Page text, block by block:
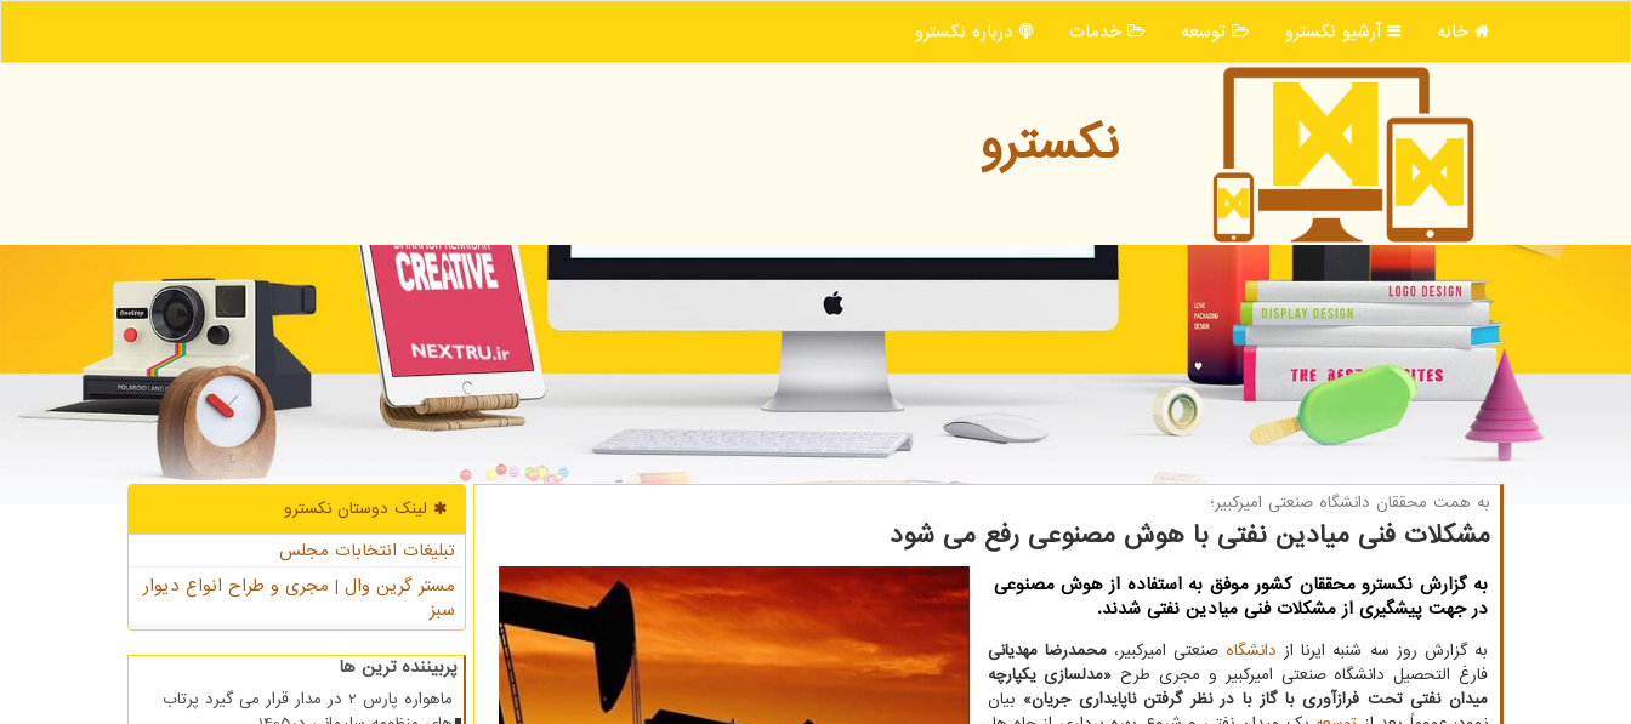
خانه آرشیو نكسترو توسعه خدمات درباره نكسترو
نكسترو
به همت محققان دانشگاه صنعتی امیركبیر؛
مشكلات فنی میادین نفتی با هوش مصنوعی رفع می شود
به گزارش نکسترو محققان کشور موفق به استفاده از هوش مصنوعی
در جهت پیشگیری از مشکلات فنی میادین نفتی شدند.
به گزارش روز سه شنبه ایرنا از دانشگاه صنعتی امیرکبیر،محمدرضا مهدیانی
فارغ التحصیل دانشگاه صنعتی امیرکبیر و مجری طرح «مدلسازی یکپارچه
میدان نفتی تحت فرازآوری با گاز با در نظر گرفتن ناپایداری جریان» بیان
لینک دوستان نكسترو
تبلیغات انتخابات مجلس
مستر گرین وال | مجری و طراح انواع دیوار
سبز
پربیننده ترین ها
ماهواره پارس 2 در مدار قرار می گیرد پرتاب